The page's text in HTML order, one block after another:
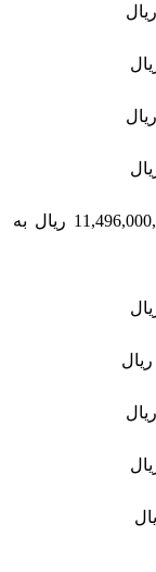
در این نوع مبلغ 11,496,000,000 ریال به